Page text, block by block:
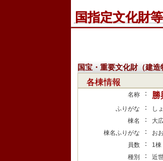
国指定文化財等
国宝・重要文化財（建造
各棟情報
名称 ： 勝
ふりがな ：
し
棟名
：
大
棟名ふりがな
：
お
員数
：
1棟
種別
：
近